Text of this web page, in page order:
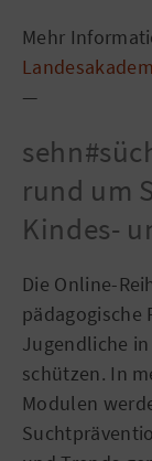
Mehr
—
rund um
Kindes-
Die Online-
pädagogische
Jugendliche
schützen. In
Modulen